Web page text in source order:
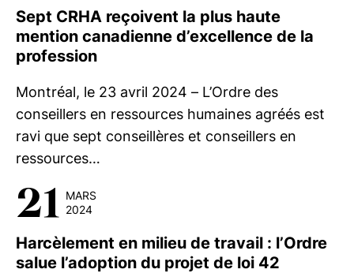
Sept CRHA reçoivent la plus haute
mention canadienne d’excellence de la
profession
Montréal, le 23 avril 2024 – L’Ordre des
conseillers en ressources humaines agréés est
ravi que sept conseillères et conseillers en
ressources…
21
MARS
2024
Harcèlement en milieu de travail : l’Ordre
salue l’adoption du projet de loi 42